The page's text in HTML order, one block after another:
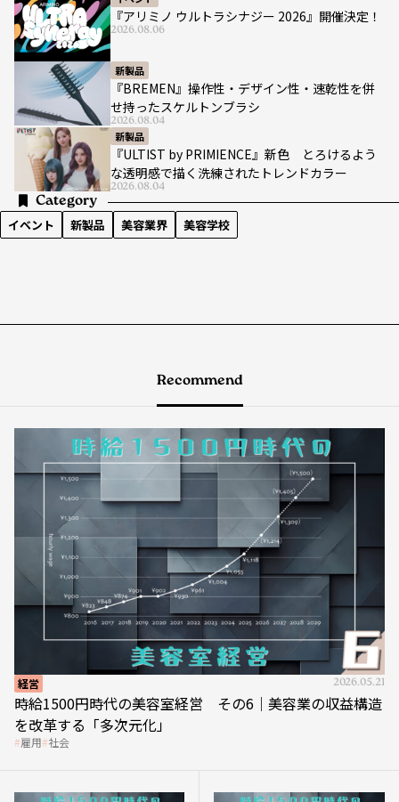
『アリミノ ウルトラシナジー 2026』開催決定！
2026.08.06
新製品
『BREMEN』操作性・デザイン性・速乾性を併
せ持ったスケルトンブラシ
2026.08.04
新製品
『ULTIST by PRIMIENCE』新色 とろけるよう
な透明感で描く洗練されたトレンドカラー
2026.08.04
Category
イベント 新製品 美容業界 美容学校
Recommend
経営 2026.05.21
時給1500円時代の美容室経営 その6｜美容業の収益構造
を改革する「多次元化」
雇用 社会